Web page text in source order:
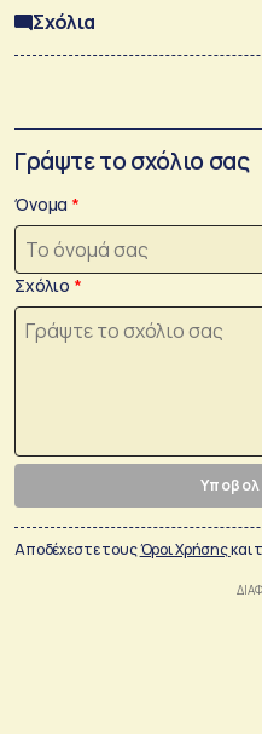
Σχόλια
Γράψτε το σχόλιο σας
Όνομα
Σχόλιο
Αποδέχεστε τουςΌροι Χρήσηςκαι